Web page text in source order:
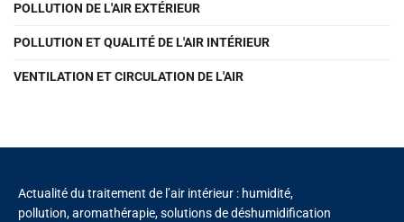
POLLUTION DE L'AIR EXTÉRIEUR
POLLUTION ET QUALITÉ DE L'AIR INTÉRIEUR
VENTILATION ET CIRCULATION DE L'AIR
Actualité du traitement de l’air intérieur : humidité,
pollution, aromathérapie, solutions de déshumidification